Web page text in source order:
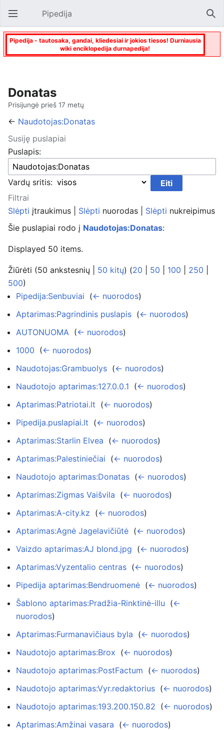
Atverti pagrindinį meniu Pipedija
Pipedija - tautosaka, gandai, kliedesiai ir jokios tiesos! Durniausia
wiki enciklopedija durnapedija!
Donatas
Prisijungė prieš 17 metų
← Naudotojas:Donatas
Susiję puslapiai
Puslapis:
Vardų sritis:
Filtrai
Slėpti įtraukimus | Slėpti nuorodas | Slėpti nukreipimus
Šie puslapiai rodo į Naudotojas:Donatas:
Displayed 50 items.
Žiūrėti (50 ankstesnių | 50 kitų) (20 50 100 250
500)
Pipedija:Senbuviai (← nuorodos)
Aptarimas:Pagrindinis puslapis (← nuorodos)
AUTONUOMA (← nuorodos)
1000 (← nuorodos)
Naudotojas:Grambuolys (← nuorodos)
Naudotojo aptarimas:127.0.0.1 (← nuorodos)
Aptarimas:Patriotai.lt (← nuorodos)
Pipedija.puslapiai.lt (← nuorodos)
Aptarimas:Starlin Elvea (← nuorodos)
Aptarimas:Palestiniečiai (← nuorodos)
Naudotojo aptarimas:Donatas (← nuorodos)
Aptarimas:Zigmas Vaišvila (← nuorodos)
Aptarimas:A-city.kz (← nuorodos)
Aptarimas:Agnė Jagelavičiūtė (← nuorodos)
Vaizdo aptarimas:AJ blond.jpg (← nuorodos)
Aptarimas:Vyzentalio centras (← nuorodos)
Pipedija aptarimas:Bendruomenė (← nuorodos)
Šablono aptarimas:Pradžia-Rinktinė-illu (←
nuorodos)
Aptarimas:Furmanavičiaus byla (← nuorodos)
Naudotojo aptarimas:Brox (← nuorodos)
Naudotojo aptarimas:PostFactum (← nuorodos)
Naudotojo aptarimas:Vyr.redaktorius (← nuorodos)
Naudotojo aptarimas:193.200.150.82 (← nuorodos)
Aptarimas:Amžinai vasara (← nuorodos)